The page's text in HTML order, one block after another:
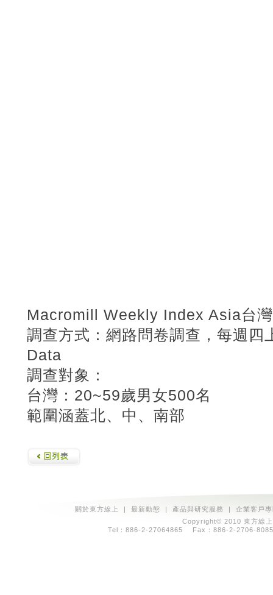
Macromill Weekly Index Asia台
調查方式：網路問卷調查，每週四
Data
調查對象：
台灣：20~59歲男女500名
範圍涵蓋北、中、南部
關於東方線上 | 最新動態 | 產品與研究服務 | 企業客戶
Copyright© 2010 東方線
Tel：886-2-27064865 Fax：886-2-2706-